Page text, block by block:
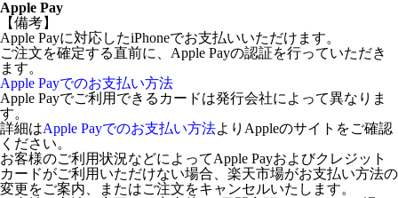
Apple Pay
【備考】
Apple Payに対応したiPhoneでお支払いいただけます。
ご注文を確定する直前に、Apple Payの認証を行っていただき
ます。
Apple Payでのお支払い方法
Apple Payでご利用できるカードは発行会社によって異なりま
す。
詳細はApple Payでのお支払い方法よりAppleのサイトをご確認
ください。
お客様のご利用状況などによってApple Payおよびクレジット
カードがご利用いただけない場合、楽天市場がお支払い方法の
変更をご案内、またはご注文をキャンセルいたします。